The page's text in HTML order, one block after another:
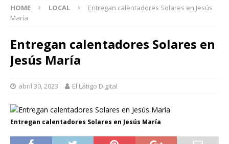
HOME LOCAL
Entregan calentadores Solares en Jesús
María
Entregan calentadores Solares en
Jesús María
abril 30, 2023 El Látigo Digital
Entregan calentadores Solares en Jesús María